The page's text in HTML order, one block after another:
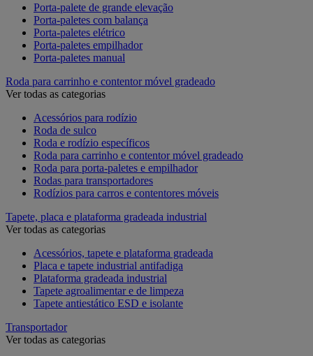
Porta-palete de grande elevação
Porta-paletes com balança
Porta-paletes elétrico
Porta-paletes empilhador
Porta-paletes manual
Roda para carrinho e contentor móvel gradeado
Ver todas as categorias
Acessórios para rodízio
Roda de sulco
Roda e rodízio específicos
Roda para carrinho e contentor móvel gradeado
Roda para porta-paletes e empilhador
Rodas para transportadores
Rodízios para carros e contentores móveis
Tapete, placa e plataforma gradeada industrial
Ver todas as categorias
Acessórios, tapete e plataforma gradeada
Placa e tapete industrial antifadiga
Plataforma gradeada industrial
Tapete agroalimentar e de limpeza
Tapete antiestático ESD e isolante
Transportador
Ver todas as categorias